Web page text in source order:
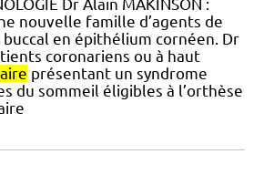
Dr Alain MAKINSON :
nouvelle famille d’agents de
en épithélium cornéen. Dr
coronariens ou à haut
présentant un syndrome
du sommeil éligibles à l’orthèse